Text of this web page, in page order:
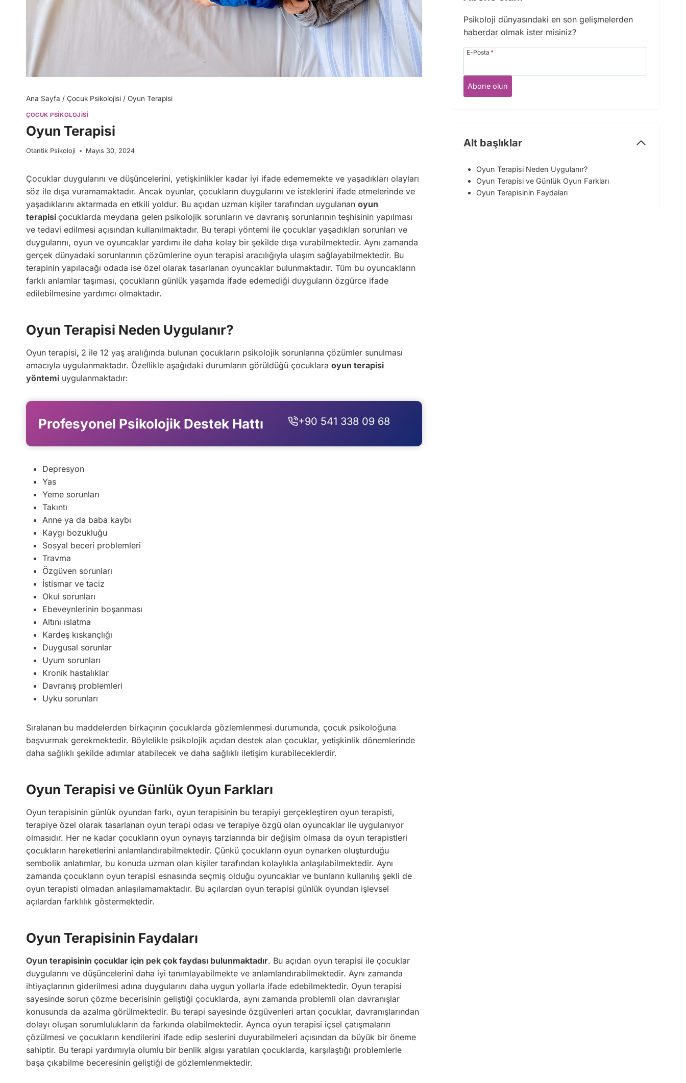
Ana Sayfa / Çocuk Psikolojisi / Oyun Terapisi
ÇOCUK PSIKOLOJISI
Oyun Terapisi
Otantik Psikoloji Mayıs 30, 2024
Çocuklar duygularını ve düşüncelerini, yetişkinlikler kadar iyi ifade edememekte ve yaşadıkları olayları
söz ile dışa vuramamaktadır. Ancak oyunlar, çocukların duygularını ve isteklerini ifade etmelerinde ve
yaşadıklarını aktarmada en etkili yoldur. Bu açıdan uzman kişiler tarafından uygulanan oyun
terapisi çocuklarda meydana gelen psikolojik sorunların ve davranış sorunlarının teşhisinin yapılması
ve tedavi edilmesi açısından kullanılmaktadır. Bu terapi yöntemi ile çocuklar yaşadıkları sorunları ve
duygularını, oyun ve oyuncaklar yardımı ile daha kolay bir şekilde dışa vurabilmektedir. Aynı zamanda
gerçek dünyadaki sorunlarının çözümlerine oyun terapisi aracılığıyla ulaşım sağlayabilmektedir. Bu
terapinin yapılacağı odada ise özel olarak tasarlanan oyuncaklar bulunmaktadır. Tüm bu oyuncakların
farklı anlamlar taşıması, çocukların günlük yaşamda ifade edemediği duyguların özgürce ifade
edilebilmesine yardımcı olmaktadır.
Oyun Terapisi Neden Uygulanır?
Oyun terapisi, 2 ile 12 yaş aralığında bulunan çocukların psikolojik sorunlarına çözümler sunulması
amacıyla uygulanmaktadır. Özellikle aşağıdaki durumların görüldüğü çocuklara oyun terapisi
yöntemi uygulanmaktadır:
Profesyonel Psikolojik Destek Hattı +90 541 338 09 68
Depresyon
Yas
Yeme sorunları
Takıntı
Anne ya da baba kaybı
Kaygı bozukluğu
Sosyal beceri problemleri
Travma
Özgüven sorunları
İstismar ve taciz
Okul sorunları
Ebeveynlerinin boşanması
Altını ıslatma
Kardeş kıskançlığı
Duygusal sorunlar
Uyum sorunları
Kronik hastalıklar
Davranış problemleri
Uyku sorunları
Sıralanan bu maddelerden birkaçının çocuklarda gözlemlenmesi durumunda, çocuk psikoloğuna
başvurmak gerekmektedir. Böylelikle psikolojik açıdan destek alan çocuklar, yetişkinlik dönemlerinde
daha sağlıklı şekilde adımlar atabilecek ve daha sağlıklı iletişim kurabileceklerdir.
Oyun Terapisi ve Günlük Oyun Farkları
Oyun terapisinin günlük oyundan farkı, oyun terapisinin bu terapiyi gerçekleştiren oyun terapisti,
terapiye özel olarak tasarlanan oyun terapi odası ve terapiye özgü olan oyuncaklar ile uygulanıyor
olmasıdır. Her ne kadar çocukların oyun oynayış tarzlarında bir değişim olmasa da oyun terapistleri
çocukların hareketlerini anlamlandırabilmektedir. Çünkü çocukların oyun oynarken oluşturduğu
sembolik anlatımlar, bu konuda uzman olan kişiler tarafından kolaylıkla anlaşılabilmektedir. Aynı
zamanda çocukların oyun terapisi esnasında seçmiş olduğu oyuncaklar ve bunların kullanılış şekli de
oyun terapisti olmadan anlaşılamamaktadır. Bu açılardan oyun terapisi günlük oyundan işlevsel
açılardan farklılık göstermektedir.
Oyun Terapisinin Faydaları
Oyun terapisinin çocuklar için pek çok faydası bulunmaktadır. Bu açıdan oyun terapisi ile çocuklar
duygularını ve düşüncelerini daha iyi tanımlayabilmekte ve anlamlandırabilmektedir. Aynı zamanda
ihtiyaçlarının giderilmesi adına duygularını daha uygun yollarla ifade edebilmektedir. Oyun terapisi
sayesinde sorun çözme becerisinin geliştiği çocuklarda, aynı zamanda problemli olan davranışlar
konusunda da azalma görülmektedir. Bu terapi sayesinde özgüvenleri artan çocuklar, davranışlarından
dolayı oluşan sorumlulukların da farkında olabilmektedir. Ayrıca oyun terapisi içsel çatışmaların
çözülmesi ve çocukların kendilerini ifade edip seslerini duyurabilmeleri açısından da büyük bir öneme
sahiptir. Bu terapi yardımıyla olumlu bir benlik algısı yaratılan çocuklarda, karşılaştığı problemlerle
başa çıkabilme beceresinin geliştiği de gözlemlenmektedir.
Psikoloji dünyasındaki en son gelişmelerden
haberdar olmak ister misiniz?
E-Posta *
Abone olun
Alt başlıklar
Oyun Terapisi Neden Uygulanır?
Oyun Terapisi ve Günlük Oyun Farkları
Oyun Terapisinin Faydaları